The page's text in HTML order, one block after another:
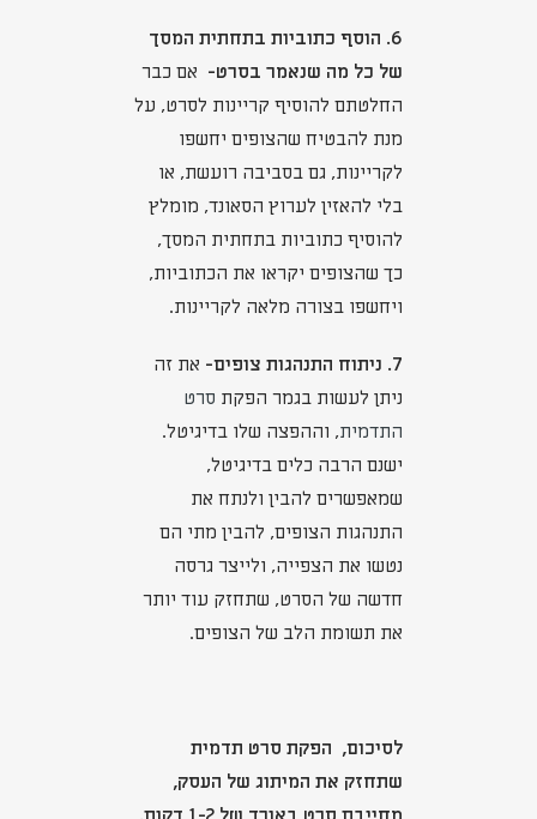
6. הוסף כתוביות בתחתית המסך
של כל מה שנאמר בסרט- אם כבר
החלטתם להוסיף קריינות לסרט, על
מנת להבטיח שהצופים יחשפו
לקריינות, גם בסביבה רועשת, או
בלי להאזין לערוץ הסאונד, מומלץ
להוסיף כתוביות בתחתית המסך,
כך שהצופים יקראו את הכתוביות,
ויחשפו בצורה מלאה לקריינות.
7. ניתוח התנהגות צופים-
את זה
ניתן לעשות בגמר הפקת סרט
התדמית, וההפצה שלו בדיגיטל.
ישנם הרבה כלים בדיגיטל,
שמאפשרים להבין ולנתח את
התנהגות הצופים, להבין מתי הם
נטשו את הצפייה, ולייצר גרסה
חדשה של הסרט, שתחזק עוד יותר
את תשומת הלב של הצופים.
לסיכום, הפקת סרט תדמית
שתחזק את המיתוג של העסק,